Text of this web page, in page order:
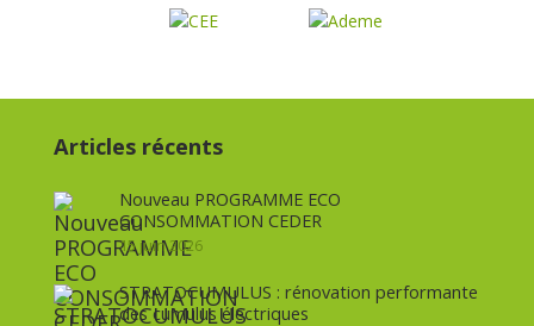
Articles récents
Nouveau PROGRAMME ECO
CONSOMMATION CEDER
15 juin 2026
STRATOCUMULUS : rénovation performante
des cumulus électriques